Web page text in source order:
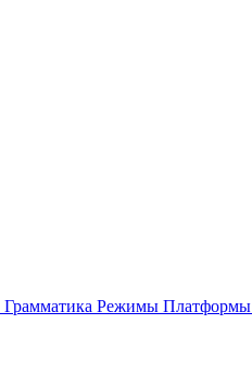
Грамматика Режимы Платформы